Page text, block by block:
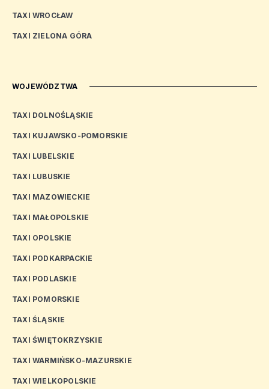
TAXI WROCŁAW
TAXI ZIELONA GÓRA
WOJEWÓDZTWA
TAXI DOLNOŚLĄSKIE
TAXI KUJAWSKO-POMORSKIE
TAXI LUBELSKIE
TAXI LUBUSKIE
TAXI MAZOWIECKIE
TAXI MAŁOPOLSKIE
TAXI OPOLSKIE
TAXI PODKARPACKIE
TAXI PODLASKIE
TAXI POMORSKIE
TAXI ŚLĄSKIE
TAXI ŚWIĘTOKRZYSKIE
TAXI WARMIŃSKO-MAZURSKIE
TAXI WIELKOPOLSKIE